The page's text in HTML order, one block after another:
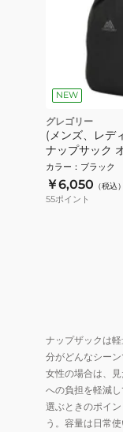
NEW
グレゴリー
(メンズ、レデ
ナップサック
ク 1581529974
カラー ： ブラック
￥6,050 （税込）
55ポイント
ナップザックは
分がどんなシー
女性の場合は、
への負担を軽減
選ぶときのポイ
う。容量は日常